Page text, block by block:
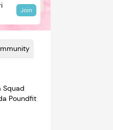
Join
Squad
Poundfit